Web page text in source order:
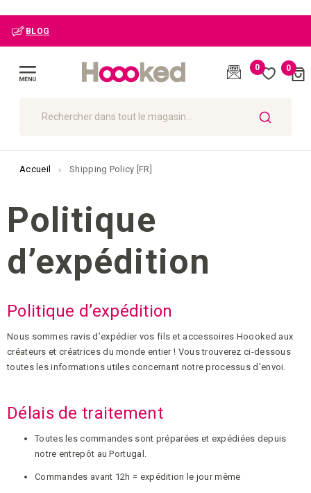
BLOG
0 0Cart
Accueil Shipping Policy [FR]
Politique
d’expédition
Politique d’expédition
Nous sommes ravis d’expédier vos fils et accessoires Hoooked aux
créateurs et créatrices du monde entier ! Vous trouverez ci-dessous
toutes les informations utiles concernant notre processus d’envoi.
Délais de traitement
Toutes les commandes sont préparées et expédiées depuis
notre entrepôt au Portugal.
Commandes avant 12h = expédition le jour même